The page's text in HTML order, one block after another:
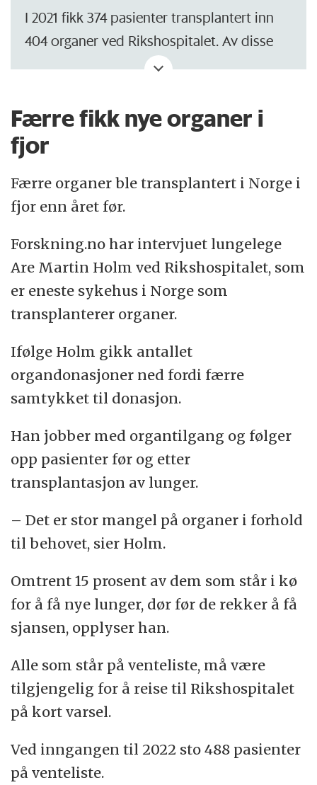
I 2021 fikk 374 pasienter transplantert inn
404 organer ved Rikshospitalet. Av disse
kom 307 organer fra avdød giver. Resten
I 2020 fikk ti flere pasienter nytt organ, og
18 flere organer ble transplantert.
38 mennesker som sto på venteliste for
organtransplantasjon døde i fjor.
Syv av disse pasienter døde mens de
ventet på nye lunger. 21 døde mens de
ventet på nyre og ni mens de ventet på
lever.
Omtrent like mange måtte tas av
ventelisten fordi de var blitt for dårlige
mens de ventet.
(Kilde: Oslo universitetssykehus,
organdonasjon 2021)
Færre fikk nye organer i
fjor
Færre organer ble transplantert i Norge i
fjor enn året før.
Forskning.no har intervjuet lungelege
Are Martin Holm ved Rikshospitalet, som
er eneste sykehus i Norge som
transplanterer organer.
Ifølge Holm gikk antallet
organdonasjoner ned fordi færre
samtykket til donasjon.
Han jobber med organtilgang og følger
opp pasienter før og etter
transplantasjon av lunger.
– Det er stor mangel på organer i forhold
til behovet, sier Holm.
Omtrent 15 prosent av dem som står i kø
for å få nye lunger, dør før de rekker å få
sjansen, opplyser han.
Alle som står på venteliste, må være
tilgjengelig for å reise til Rikshospitalet
på kort varsel.
Ved inngangen til 2022 sto 488 pasienter
på venteliste.